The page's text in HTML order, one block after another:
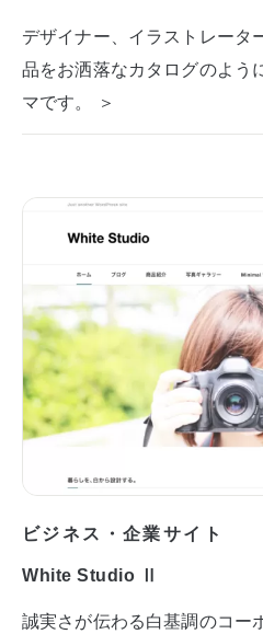
デザイナー、イラストレータ
品をお洒落なカタログのよう
マです。 ＞
ビジネス・企業サイト
White Studio Ⅱ
誠実さが伝わる白基調のコー